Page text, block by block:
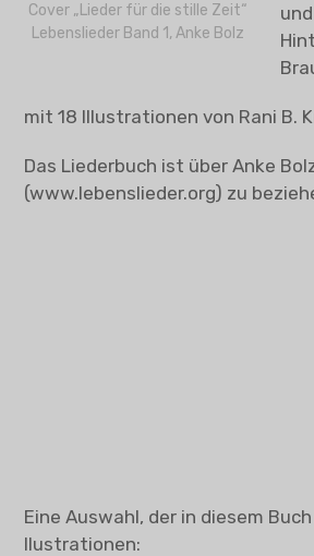
Objekte
Cover „Lieder für die stille Zeit“
Lebenslieder Band 1, Anke Bolz
mit 18 Illustrationen von Rani B.
Das Liederbuch ist über Anke
(www.lebenslieder.org) zu
Eine Auswahl, der in diesem
Ilustrationen: